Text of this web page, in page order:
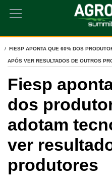
HOME
FIESP APONTA QUE 60% DOS
APÓS VER RESULTADOS DE OUTROS
Fiesp
dos
adotam
ver
produtores